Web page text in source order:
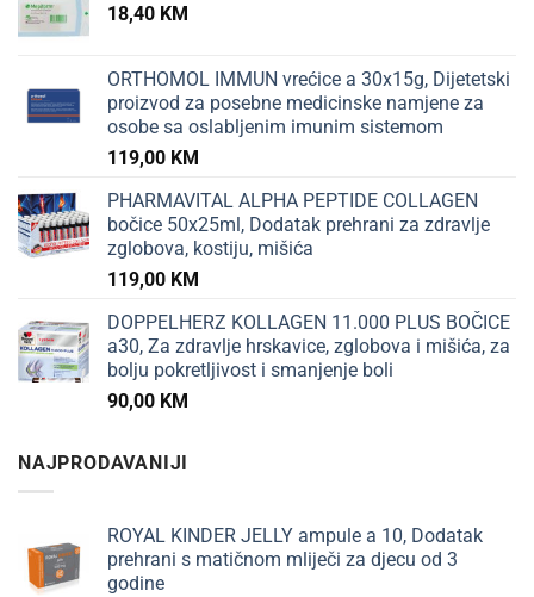
18,40 KM
ORTHOMOL IMMUN vrećice a 30x15g, Dijetetski
proizvod za posebne medicinske namjene za
osobe sa oslabljenim imunim sistemom
119,00 KM
PHARMAVITAL ALPHA PEPTIDE COLLAGEN
bočice 50x25ml, Dodatak prehrani za zdravlje
zglobova, kostiju, mišića
119,00 KM
DOPPELHERZ KOLLAGEN 11.000 PLUS BOČICE
a30, Za zdravlje hrskavice, zglobova i mišića, za
bolju pokretljivost i smanjenje boli
90,00 KM
NAJPRODAVANIJI
ROYAL KINDER JELLY ampule a 10, Dodatak
prehrani s matičnom mliječi za djecu od 3
godine